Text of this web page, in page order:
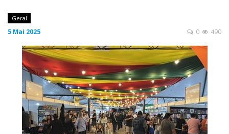
EDUCAÇÃO
SEGURANÇA
GERAL
EDITAIS
CONTATO
A FOLHA REGIONAL DIGITAL
Geral
5 Mai 2025 490
0